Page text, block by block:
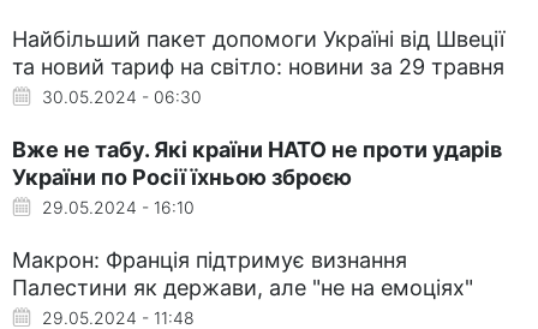
Найбільший пакет допомоги Україні від Швеції
та новий тариф на світло: новини за 29 травня
30.05.2024 - 06:30
Вже не табу. Які країни НАТО не проти ударів
України по Росії їхньою зброєю
29.05.2024 - 16:10
Макрон: Франція підтримує визнання
Палестини як держави, але "не на емоціях"
29.05.2024 - 11:48